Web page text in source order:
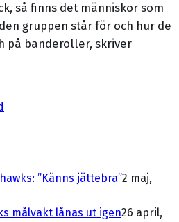
så finns det människor som
gruppen står för och hur de
på banderoller, skriver
”Känns jättebra”2 maj,
målvakt lånas ut igen26 april,